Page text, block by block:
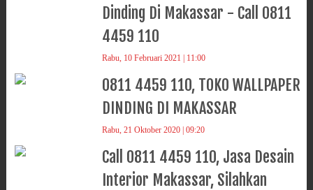
Dinding Di Makassar - Call 0811
4459 110
Rabu, 10 Februari 2021 | 11:00
0811 4459 110, TOKO WALLPAPER
DINDING DI MAKASSAR
Rabu, 21 Oktober 2020 | 09:20
Call 0811 4459 110, Jasa Desain
Interior Makassar, Silahkan